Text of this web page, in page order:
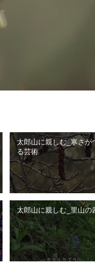
太郎山に親しむ_寒さが
る芸術
太郎山に親しむ_里山の